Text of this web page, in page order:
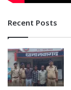
Recent Posts